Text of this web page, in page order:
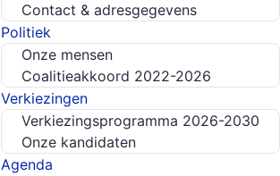
Contact & adresgegevens
Politiek
Onze mensen
Coalitieakkoord 2022-2026
Verkiezingen
Verkiezingsprogramma 2026-2030
Onze kandidaten
Agenda